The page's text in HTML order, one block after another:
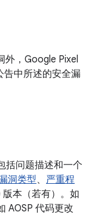
外，Google Pixel
告中所述的安全漏
括问题描述和一个
洞类型、 严重程
本（若有）。如
AOSP 代码更改